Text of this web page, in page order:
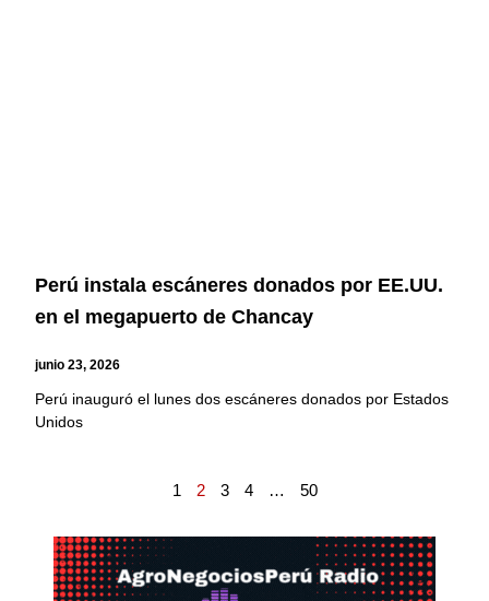
Perú instala escáneres donados por EE.UU.
en el megapuerto de Chancay
junio 23, 2026
Perú inauguró el lunes dos escáneres donados por Estados
Unidos
1 2 3 4 … 50